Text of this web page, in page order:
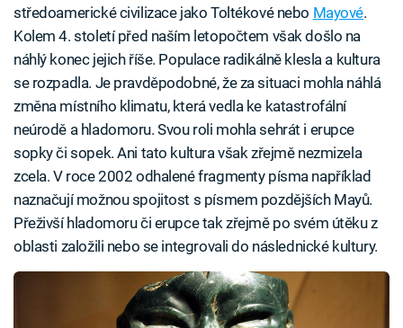
středoamerické civilizace jako Toltékové nebo Mayové.
Kolem 4. století před naším letopočtem však došlo na
náhlý konec jejich říše. Populace radikálně klesla a kultura
se rozpadla. Je pravděpodobné, že za situaci mohla náhlá
změna místního klimatu, která vedla ke katastrofální
neúrodě a hladomoru. Svou roli mohla sehrát i erupce
sopky či sopek. Ani tato kultura však zřejmě nezmizela
zcela. V roce 2002 odhalené fragmenty písma například
naznačují možnou spojitost s písmem pozdějších Mayů.
Přeživší hladomoru či erupce tak zřejmě po svém útěku z
oblasti založili nebo se integrovali do následnické kultury.